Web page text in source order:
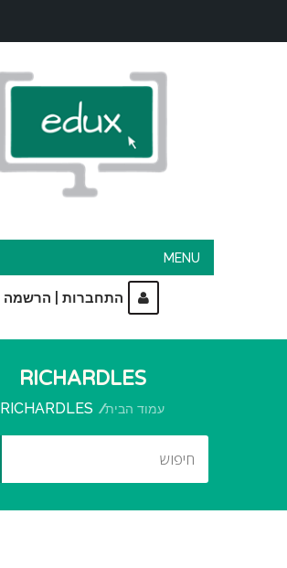
MENU
התחברות הרשמה
RICHARDLES
עמוד הבית RICHARDLES